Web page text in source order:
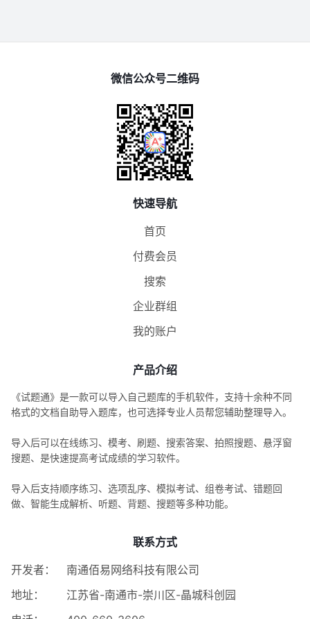
微信公众号二维码
快速导航
首页
付费会员
搜索
企业群组
我的账户
产品介绍
《试题通》是一款可以导入自己题库的手机软件，支持十余种不同
格式的文档自助导入题库，也可选择专业人员帮您辅助整理导入。
导入后可以在线练习、模考、刷题、搜索答案、拍照搜题、悬浮窗
搜题、是快速提高考试成绩的学习软件。
导入后支持顺序练习、选项乱序、模拟考试、组卷考试、错题回
做、智能生成解析、听题、背题、搜题等多种功能。
联系方式
开发者：
南通佰易网络科技有限公司
地址：
江苏省-南通市-崇川区-晶城科创园